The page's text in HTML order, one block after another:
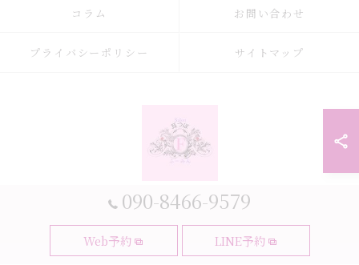
090-8466-9579
Web予約 LINE予約
コラム お問い合わせ
プライバシーポリシー サイトマップ
© 2026 大阪府大阪市の耳つぼなら耳つぼダイエットサロンふーみん ALL
RIGHTS RESERVED.